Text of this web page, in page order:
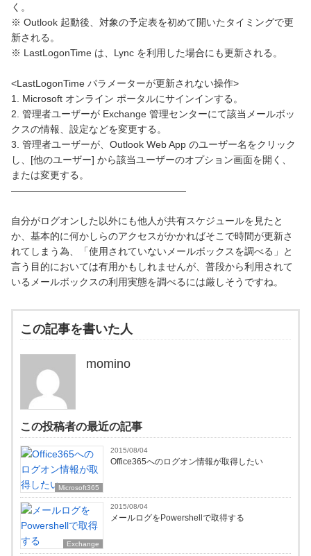
く。
※ Outlook 起動後、対象の予定表を初めて開いたタイミングで更
新される。
※ LastLogonTime は、Lync を利用した場合にも更新される。
<LastLogonTime パラメーターが更新されない操作>
1. Microsoft オンライン ポータルにサインインする。
2. 管理者ユーザーが Exchange 管理センターにて該当メールボッ
クスの情報、設定などを変更する。
3. 管理者ユーザーが、Outlook Web App のユーザー名をクリック
し、[他のユーザー] から該当ユーザーのオプション画面を開く、
または変更する。
——————————————————
自分がログオンした以外にも他人が共有スケジュールを見たと
か、基本的に何かしらのアクセスがかかればそこで時間が更新さ
れてしまう為、「使用されていないメールボックスを調べる」と
言う目的においては有用かもしれませんが、普段から利用されて
いるメールボックスの利用実態を調べるには厳しそうですね。
この記事を書いた人
momino
この投稿者の最近の記事
Microsoft365
2015/08/04
Office365へのログオン情報が取得したい
Exchange
2015/08/04
メールログをPowershellで取得する